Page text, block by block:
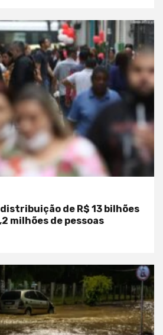
de R$ 13 bilhões
milhões de pessoas